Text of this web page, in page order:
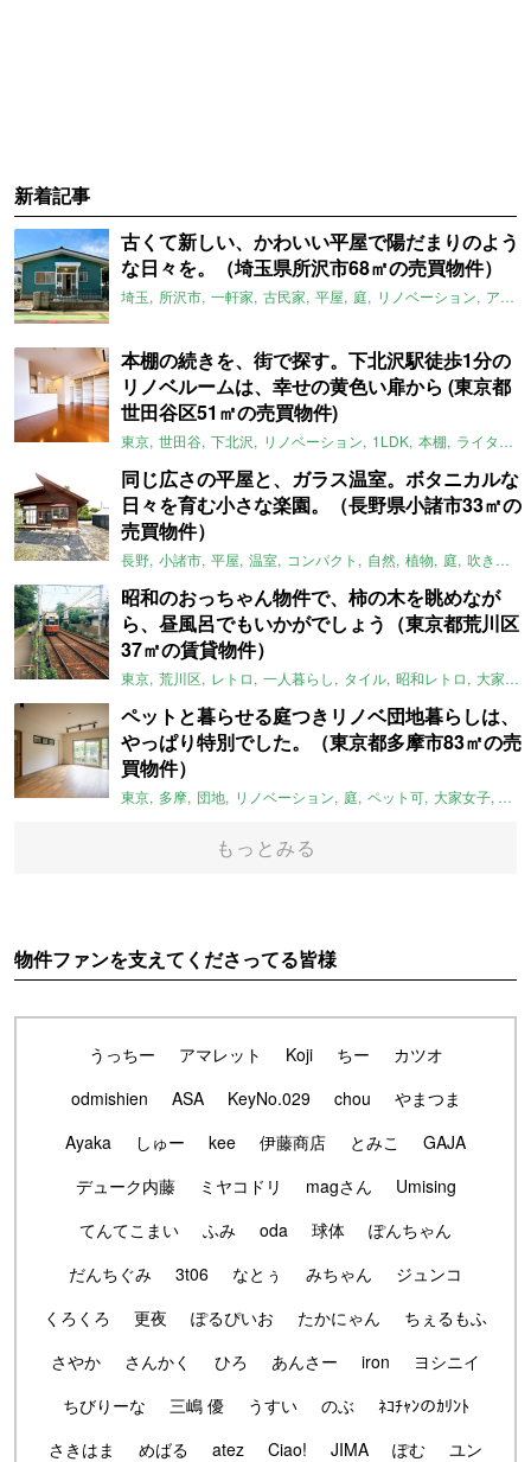
新着記事
古くて新しい、かわいい平屋で陽だまりのよう
な日々を。（埼玉県所沢市68㎡の売買物件）
埼玉 所沢市 一軒家 古民家 平屋 庭 リノベーション アメリカンハウス
本棚の続きを、街で探す。下北沢駅徒歩1分の
リノベルームは、幸せの黄色い扉から (東京都
世田谷区51㎡の売買物件)
東京 世田谷 下北沢 リノベーション 1LDK 本棚 ライター：ほしりょうこ
同じ広さの平屋と、ガラス温室。ボタニカルな
日々を育む小さな楽園。（長野県小諸市33㎡の
売買物件）
長野 小諸市 平屋 温室 コンパクト 自然 植物 庭 吹き抜け
昭和のおっちゃん物件で、柿の木を眺めなが
ら、昼風呂でもいかがでしょう（東京都荒川区
37㎡の賃貸物件）
東京 荒川区 レトロ 一人暮らし タイル 昭和レトロ 大家女子
ペットと暮らせる庭つきリノベ団地暮らしは、
やっぱり特別でした。（東京都多摩市83㎡の売
買物件）
東京 多摩 団地 リノベーション 庭 ペット可 大家女子 団
もっとみる
物件ファンを支えてくださってる皆様
うっちー アマレット Koji ちー
カツオ
odmishien
ASA KeyNo.029 chou
やまつま
Ayaka
しゅー kee 伊藤商店 とみこ
GAJA
デューク内藤
ミヤコドリ magさん
Umising
てんてこまい
ふみ oda 球体
ぽんちゃん
だんちぐみ
3t06 なとぅ みちゃん
ジュンコ
くろくろ
更夜 ぽるぴいお たかにゃん
ちぇるもふ
さやか
さんかく ひろ あんさー iron
ヨシニイ
ちびりーな
三嶋 優 うすい のぶ
ﾈｺﾁｬﾝのｶﾘﾝﾄ
さきはま
めばる atez Ciao! JIMA ぽむ
ユン